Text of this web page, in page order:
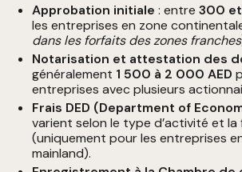
Approbation initiale : entre 300
les entreprises en zone
dans les forfaits des zones franches
Notarisation et attestation des
généralement 1 500 à 2 000 AED
entreprises avec plusieurs
Frais DED (Department of
varient selon le type d’activité et la
(uniquement pour les entreprises
mainland).